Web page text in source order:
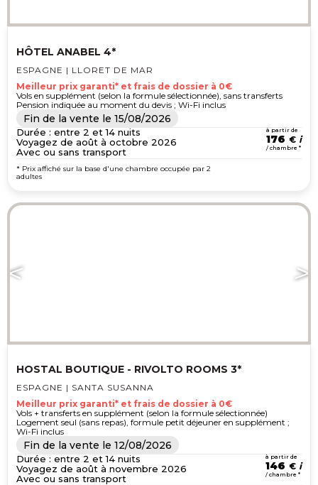
HÔTEL ANABEL 4*
ESPAGNE | LLORET DE MAR
Meilleur prix garanti* et frais de dossier à 0€
Vols en supplément (selon la formule sélectionnée), sans transferts
Pension indiquée au moment du devis ; Wi-Fi inclus
Fin de la vente le 15/08/2026
Durée : entre 2 et 14 nuits
Voyagez de août à octobre 2026
Avec ou sans transport
à partir de
176 €
/ chambre *
* Prix affiché sur la base d'une chambre occupée par 2
adultes
HOSTAL BOUTIQUE - RIVOLTO ROOMS 3*
ESPAGNE | SANTA SUSANNA
Meilleur prix garanti* et frais de dossier à 0€
Vols + transferts en supplément (selon la formule sélectionnée)
Logement seul (sans repas), formule petit déjeuner en supplément ;
Wi-Fi inclus
Fin de la vente le 12/08/2026
Durée : entre 2 et 14 nuits
Voyagez de août à novembre 2026
Avec ou sans transport
à partir de
146 €
/ chambre *